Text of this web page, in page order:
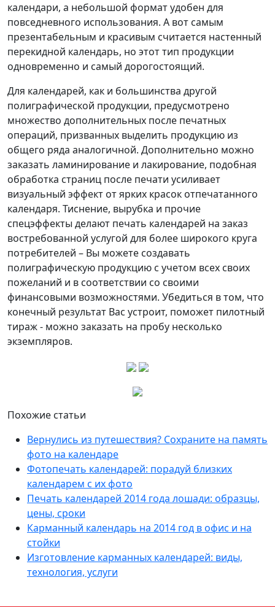
календари, а небольшой формат удобен для
повседневного использования. А вот самым
презентабельным и красивым считается настенный
перекидной календарь, но этот тип продукции
одновременно и самый дорогостоящий.
Для календарей, как и большинства другой
полиграфической продукции, предусмотрено
множество дополнительных после печатных
операций, призванных выделить продукцию из
общего ряда аналогичной. Дополнительно можно
заказать ламинирование и лакирование, подобная
обработка страниц после печати усиливает
визуальный эффект от ярких красок отпечатанного
календаря. Тиснение, вырубка и прочие
спецэффекты делают печать календарей на заказ
востребованной услугой для более широкого круга
потребителей – Вы можете создавать
полиграфическую продукцию с учетом всех своих
пожеланий и в соответствии со своими
финансовыми возможностями. Убедиться в том, что
конечный результат Вас устроит, поможет пилотный
тираж - можно заказать на пробу несколько
экземпляров.
Похожие статьи
Вернулись из путешествия? Сохраните на память
фото на календаре
Фотопечать календарей: порадуй близких
календарем с их фото
Печать календарей 2014 года лошади: образцы,
цены, сроки
Карманный календарь на 2014 год в офис и на
стойки
Изготовление карманных календарей: виды,
технология, услуги